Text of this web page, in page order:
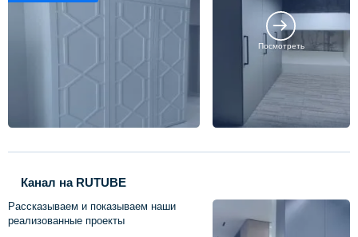
Посмотреть
Канал на RUTUBE
Рассказываем и показываем наши
реализованные проекты